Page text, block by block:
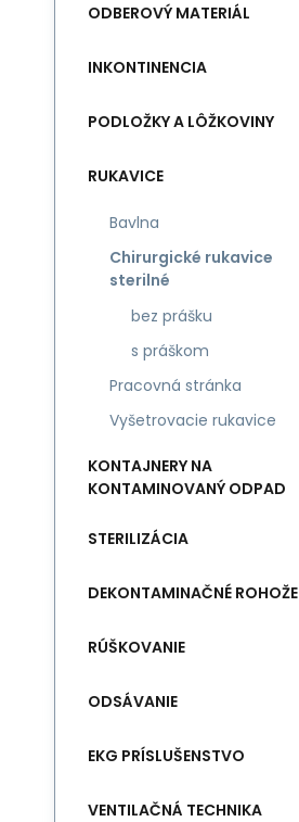
ODBEROVÝ MATERIÁL
INKONTINENCIA
PODLOŽKY A LÔŽKOVINY
RUKAVICE
Bavlna
Chirurgické rukavice
sterilné
bez prášku
s práškom
Pracovná stránka
Vyšetrovacie rukavice
KONTAJNERY NA
KONTAMINOVANÝ ODPAD
STERILIZÁCIA
DEKONTAMINAČNÉ ROHOŽE
RÚŠKOVANIE
ODSÁVANIE
EKG PRÍSLUŠENSTVO
VENTILAČNÁ TECHNIKA